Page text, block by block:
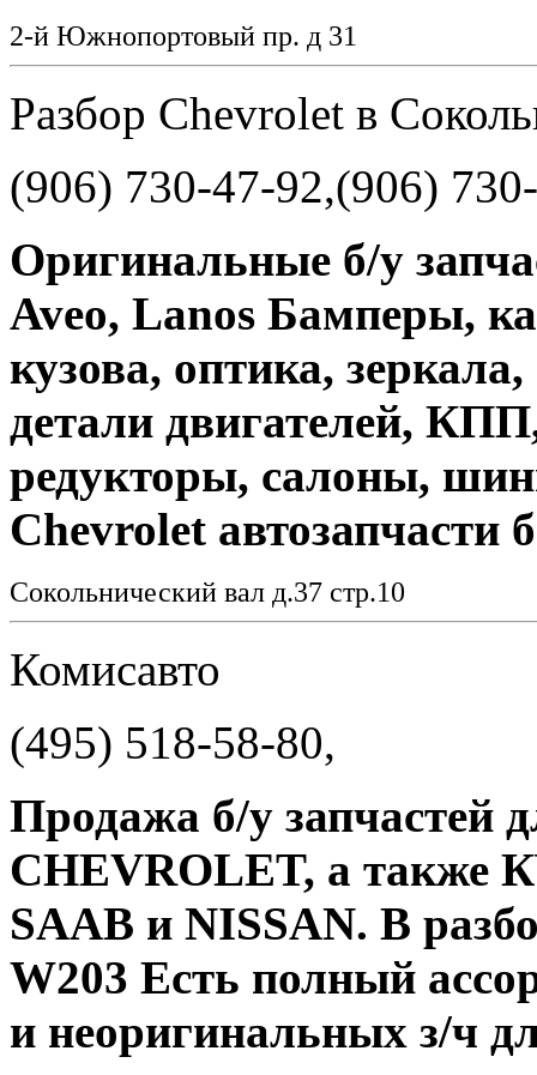
2-й Южнопортовый пр. д 31
Разбор Chevrolet в
(906) 730-47-92,(906)
Оригинальные б/у
Aveo, Lanos Бамперы,
кузова, оптика,
детали двигателей,
редукторы, салоны,
Chevrolet автозапчасти
Сокольнический вал д.37 стр.10
Комисавто
(495) 518-58-80,
Продажа б/у запчастей
CHEVROLET, а также
SAAB и NISSAN. В
W203 Есть полный
и неоригинальных з/ч